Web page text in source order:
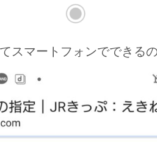
スマートフォンでできる